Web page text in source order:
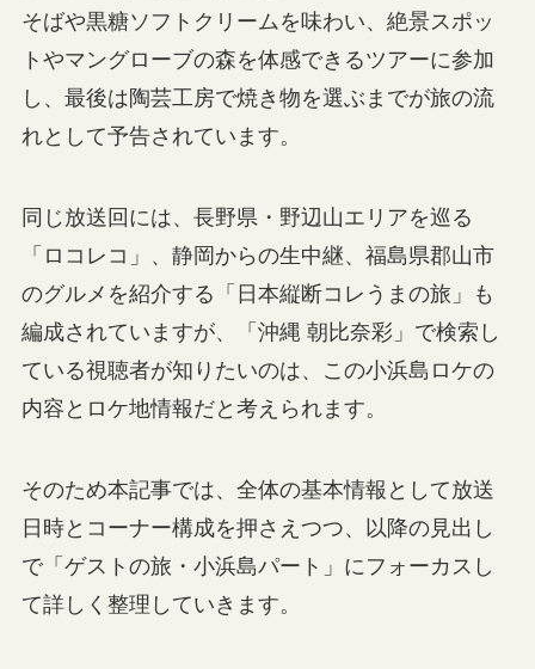
そばや黒糖ソフトクリームを味わい、絶景スポッ
トやマングローブの森を体感できるツアーに参加
し、最後は陶芸工房で焼き物を選ぶまでが旅の流
れとして予告されています。
同じ放送回には、長野県・野辺山エリアを巡る
「ロコレコ」、静岡からの生中継、福島県郡山市
のグルメを紹介する「日本縦断コレうまの旅」も
編成されていますが、「沖縄 朝比奈彩」で検索し
ている視聴者が知りたいのは、この小浜島ロケの
内容とロケ地情報だと考えられます。
そのため本記事では、全体の基本情報として放送
日時とコーナー構成を押さえつつ、以降の見出し
で「ゲストの旅・小浜島パート」にフォーカスし
て詳しく整理していきます。